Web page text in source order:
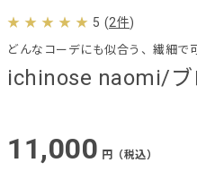
ichinose naomi/
どんなコーデにも似合う、繊細で
5 (2件)
11,000 円（税込）